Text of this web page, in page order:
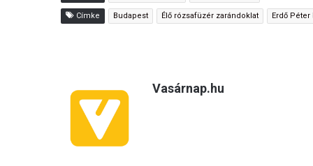
Címke Budapest Élő rózsafüzér zarándoklat Erdő
Vasárnap.hu